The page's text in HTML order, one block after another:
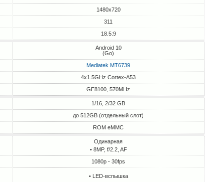
1480x720
311
18.5:9
Android 10
(Go)
Mediatek MT6739
4x1.5GHz Cortex-A53
GE8100, 570MHz
1/16, 2/32 GB
до 512GB (отдельный слот)
ROM eMMC
Одинарная
• 8MP, f/2.2, AF
1080p - 30fps
• LED-вспышка